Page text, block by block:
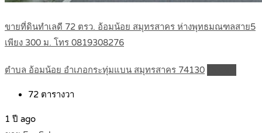
ขายที่ดินทำเลดี 72 ตรว. อ้อมน้อย สมุทรสาคร ห่างพุทธมณฑลสาย5
เพียง 300 ม. โทร 0819308276
ตำบล อ้อมน้อย อำเภอกระทุ่มแบน สมุทรสาคร 74130
72 ตารางวา
1 ปี ago